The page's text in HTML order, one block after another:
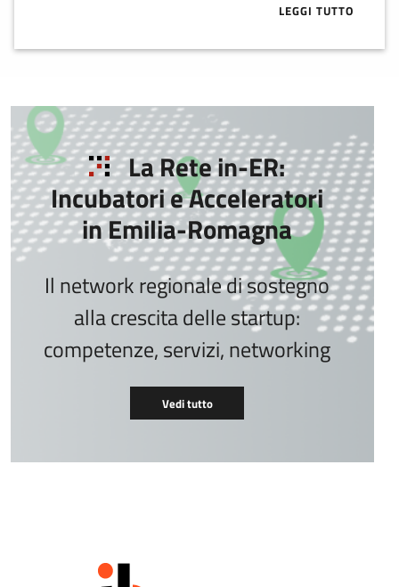
LEGGI TUTTOABOUT VC IN
La Rete in-ER:
Incubatori e Acceleratori
in Emilia-Romagna
Il network regionale di sostegno
alla crescita delle startup:
competenze, servizi, networking
Vedi tutto